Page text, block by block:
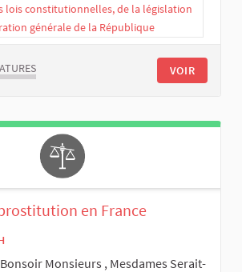
lois constitutionnelles, de la législation
générale de la République
VOIR
en France
Bonsoir Monsieurs , Mesdames Serait-